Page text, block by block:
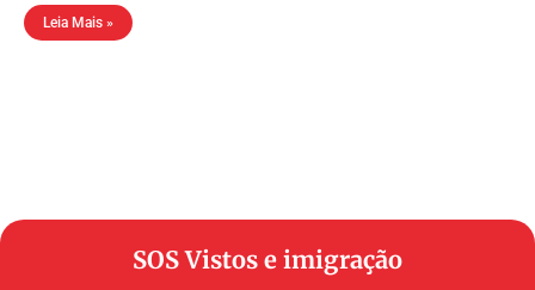
Leia Mais »
SOS Vistos e imigração